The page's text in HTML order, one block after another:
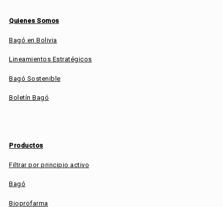
Quienes Somos
Bagó en Bolivia
Lineamientos Estratégicos
Bagó Sostenible
Boletín Bagó
Productos
Filtrar por principio activo
Bagó
Bioprofarma